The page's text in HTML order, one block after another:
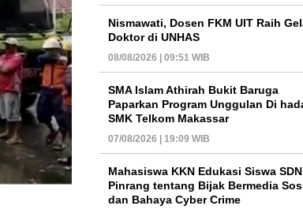
Nismawati, Dosen FKM UIT Raih
Doktor di UNHAS
08/08/2026 | 09:51 WIB
SMA Islam Athirah Bukit Baruga
Paparkan Program Unggulan Di
SMK Telkom Makassar
07/08/2026 | 19:09 WIB
Mahasiswa KKN Edukasi Siswa
Pinrang tentang Bijak Bermedia
dan Bahaya Cyber Crime